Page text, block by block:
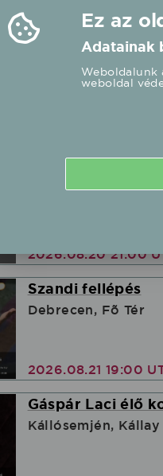
eseményhelyszín
a közelben
Hajdúnánás,
2026.08.20 21:00
Szandi fellépés
Debrecen, Fõ Tér
2026.08.21 19:00
Gáspár Laci élő
Kállósemjén,
Ez az
Adatainak
Weboldalunk
weboldal